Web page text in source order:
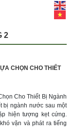
2
CHỌN CHO THIẾT
Cho Thiết Bị Ngành
bị ngành nước sau một
hiện tượng kẹt cứng.
vặn và phát ra tiếng